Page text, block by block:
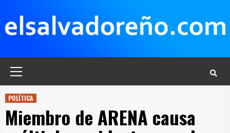
contenido
POLÍTICA
Miembro de ARENA causa